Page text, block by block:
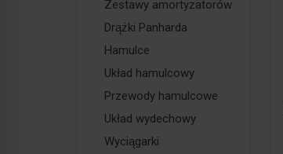
Zestawy amortyzatorów
Drążki Panharda
Hamulce
Układ hamulcowy
Przewody hamulcowe
Układ wydechowy
Wyciągarki